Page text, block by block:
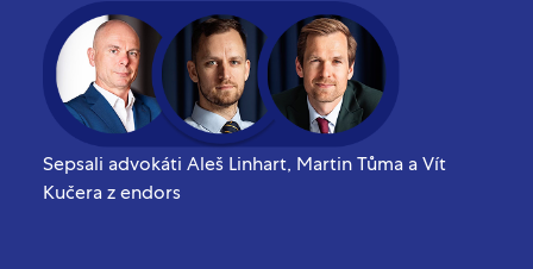
Sepsali advokáti Aleš Linhart, Martin Tůma a Vít
Kučera z endors